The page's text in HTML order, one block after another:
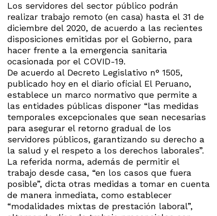
Los servidores del sector público podrán
realizar trabajo remoto (en casa) hasta el 31 de
diciembre del 2020, de acuerdo a las recientes
disposiciones emitidas por el Gobierno, para
hacer frente a la emergencia sanitaria
ocasionada por el COVID-19.
De acuerdo al Decreto Legislativo n° 1505,
publicado hoy en el diario oficial El Peruano,
establece un marco normativo que permite a
las entidades públicas disponer “las medidas
temporales excepcionales que sean necesarias
para asegurar el retorno gradual de los
servidores públicos, garantizando su derecho a
la salud y el respeto a los derechos laborales”.
La referida norma, además de permitir el
trabajo desde casa, “en los casos que fuera
posible”, dicta otras medidas a tomar en cuenta
de manera inmediata, como establecer
“modalidades mixtas de prestación laboral”,